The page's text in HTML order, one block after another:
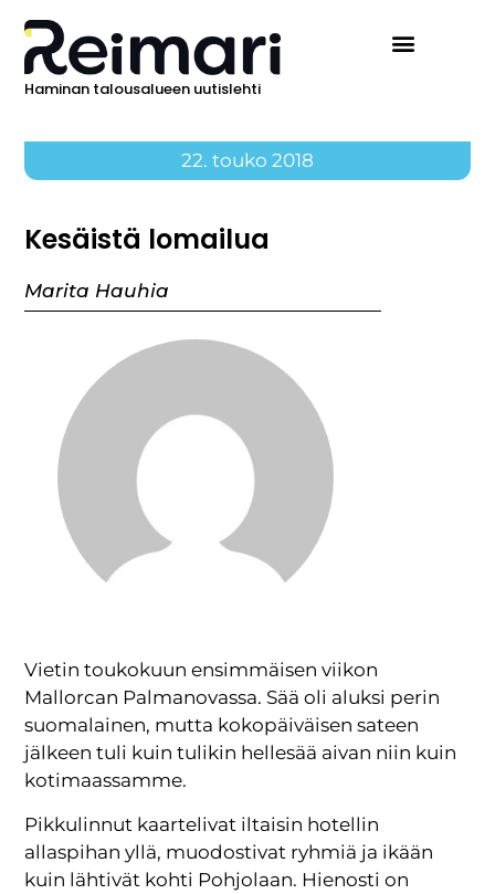
Haminan talousalueen uutislehti
22. touko 2018
Kesäistä lomailua
Marita Hauhia
Vietin toukokuun ensimmäisen viikon
Mallorcan Palmanovassa. Sää oli aluksi perin
suomalainen, mutta kokopäiväisen sateen
jälkeen tuli kuin tulikin hellesää aivan niin kuin
kotimaassamme.
Pikkulinnut kaartelivat iltaisin hotellin
allaspihan yllä, muodostivat ryhmiä ja ikään
kuin lähtivät kohti Pohjolaan. Hienosti on